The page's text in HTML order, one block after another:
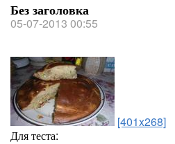
Без заголовка
05-07-2013 00:55
[401x268]
Для теста: